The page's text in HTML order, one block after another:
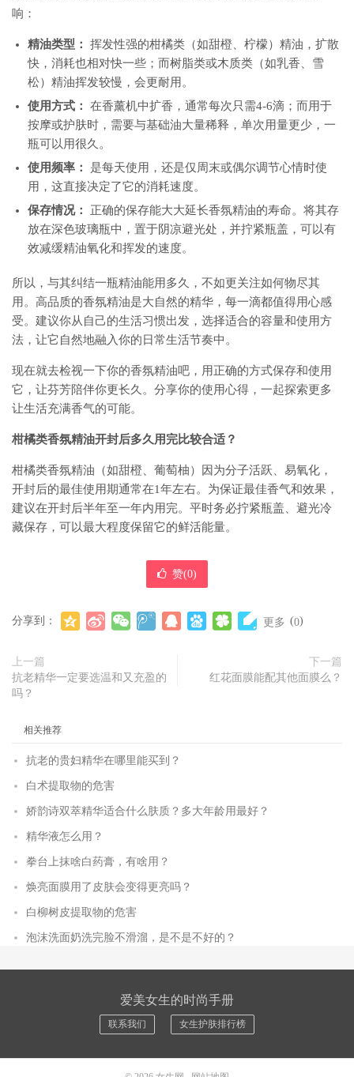
响：
精油类型：
挥发性强的柑橘类（如甜橙、柠檬）精油，扩散
快，消耗也相对快一些；而树脂类或木质类（如乳香、雪
松）精油挥发较慢，会更耐用。
使用方式：
在香薰机中扩香，通常每次只需4-6滴；而用于
按摩或护肤时，需要与基础油大量稀释，单次用量更少，一
瓶可以用很久。
使用频率：
是每天使用，还是仅周末或偶尔调节心情时使
用，这直接决定了它的消耗速度。
保存情况：
正确的保存能大大延长香氛精油的寿命。将其存
放在深色玻璃瓶中，置于阴凉避光处，并拧紧瓶盖，可以有
效减缓精油氧化和挥发的速度。
所以，与其纠结一瓶精油能用多久，不如更关注如何物尽其
用。高品质的香氛精油是大自然的精华，每一滴都值得用心感
受。建议你从自己的生活习惯出发，选择适合的容量和使用方
法，让它自然地融入你的日常生活节奏中。
现在就去检视一下你的香氛精油吧，用正确的方式保存和使用
它，让芬芳陪伴你更长久。分享你的使用心得，一起探索更多
让生活充满香气的可能。
柑橘类香氛精油开封后多久用完比较合适？
柑橘类香氛精油（如甜橙、葡萄柚）因为分子活跃、易氧化，
开封后的最佳使用期通常在1年左右。为保证最佳香气和效果，
建议在开封后半年至一年内用完。平时务必拧紧瓶盖、避光冷
藏保存，可以最大程度保留它的鲜活能量。
赞(0)
分享到： 更多 (0)
上一篇
抗老精华一定要选温和又充盈的
吗？
下一篇
红花面膜能配其他面膜么？
相关推荐
抗老的贵妇精华在哪里能买到？
白术提取物的危害
娇韵诗双萃精华适合什么肤质？多大年龄用最好？
精华液怎么用？
拳台上抹啥白药膏，有啥用？
焕亮面膜用了皮肤会变得更亮吗？
白柳树皮提取物的危害
泡沫洗面奶洗完脸不滑溜，是不是不好的？
爱美女生的时尚手册
联系我们 女生护肤排行榜